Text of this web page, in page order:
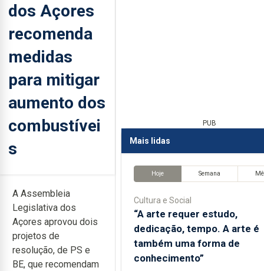
dos Açores
recomenda
medidas
para mitigar
aumento dos
combustívei
s
A Assembleia
Legislativa dos
Açores aprovou dois
projetos de
resolução, de PS e
BE, que recomendam
PUB
Mais lidas
Hoje Semana
Cultura e Social
“A arte requer estudo,
dedicação, tempo. A arte é
também uma forma de
conhecimento”